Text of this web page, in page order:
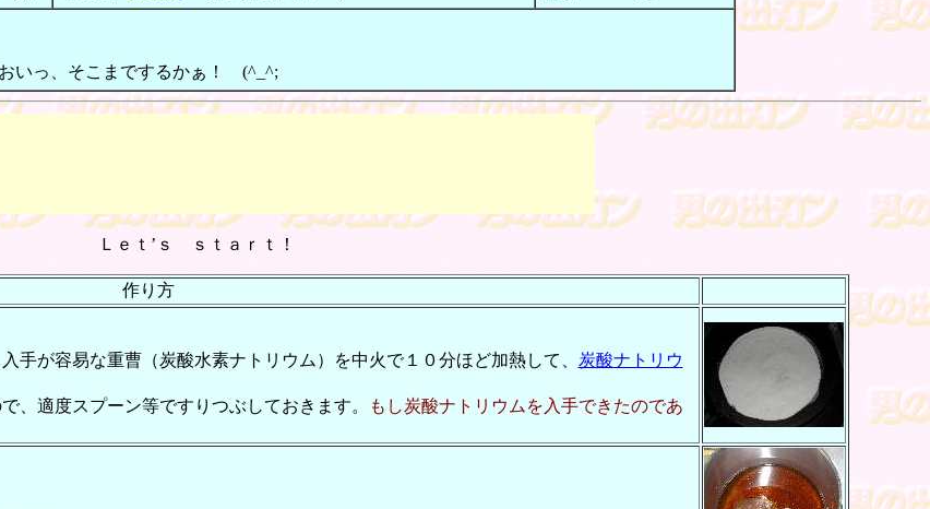
いっ、そこまでするかぁ！ (^_^;
Ｌｅｔ’ｓ ｓｔａｒｔ！
作り方
が容易な重曹（炭酸水素ナトリウム）を中火で１０分ほど加熱して、 炭酸ナトリウ
適度スプーン等ですりつぶしておきます。
もし炭酸ナトリウムを入手できたのであ